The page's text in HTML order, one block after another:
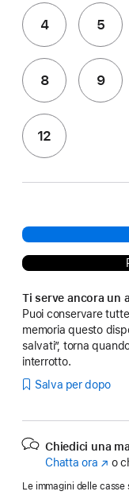
4 5
8 9
12
Ti serve ancora un
Puoi conservare
memoria questo
salvati”, torna
interrotto.
Salva per dopo
Chiedici una
Chatta ora (Si o
Le immagini delle